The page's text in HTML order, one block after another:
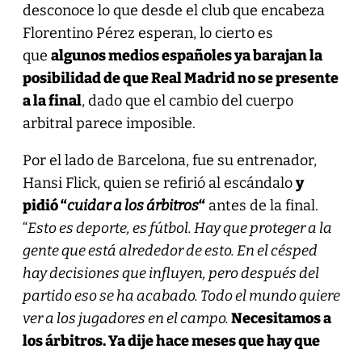
desconoce lo que desde el club que encabeza
Florentino Pérez esperan, lo cierto es
que algunos medios españoles ya barajan la
posibilidad de que Real Madrid no se presente
a la final, dado que el cambio del cuerpo
arbitral parece imposible.
Por el lado de Barcelona, fue su entrenador,
Hansi Flick, quien se refirió al escándaloy
pidió “cuidar a los árbitros“antes de la final.
“Esto es deporte, es fútbol. Hay que proteger a la
gente que está alrededor de esto. En el césped
hay decisiones que influyen, pero después del
partido eso se ha acabado. Todo el mundo quiere
ver a los jugadores en el campo.Necesitamos a
los árbitros. Ya dije hace meses que hay que